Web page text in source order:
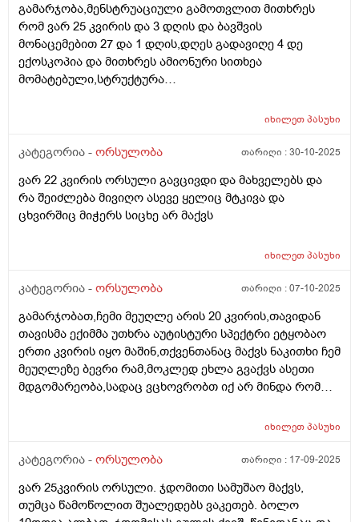
გამარჯობა,მენსტრუაციული გამოთვლით მითხრეს
რომ ვარ 25 კვირის და 3 დღის და ბავშვის
მონაცემებით 27 და 1 დღის,დღეს გადავიღე 4 დე
ექოსკოპია და მითხრეს ამიონური სითხეა
მომატებული,სტრუქტურა
ნაადრევი მშობიარობის,მაქვს ამ ბოლოს წელის
და ხაჭოსებრი გამონადენი,ნაცხის ანალიზმა კანდიდა
იხილეთპასუხი
კატეგორია - ორსულობა თარიღი :30-10-2025
ვარ 22 კვირის ორსული გავცივდი და მახველებს და
რა შეიძლება მივიღო ასევე ყელიც მტკივა და
ცხვირშიც მიჭერს სიცხე არ მაქვს
იხილეთპასუხი
კატეგორია - ორსულობა თარიღი :07-10-2025
გამარჯობათ,ჩემი მეუღლე არის 20 კვირის,თავიდან
თავისმა ექიმმა უთხრა აუტისტური სპექტრი ეტყობაო
ერთი კვირის იყო მაშინ,თქვენთანაც მაქვს ნაკითხი ჩემ
მეუღლეზე ბევრი რამ,მოკლედ ეხლა გვაქვს ასეთი
მდგომარეობა,სადაც ვცხოვრობთ იქ არ მინდა რომ
მკურნალობდა ჩემი მეუღლე ძალიან გაკვირვებული
იყოს,ორსულობა მიდის ძალიან
კარგად,გემახსოვრებით ალბათ მარიხუანას
იხილეთპასუხი
კატეგორია - ორსულობა თარიღი : 17-09-2025
ვარ 25კვირის ორსული. ჯდომითი სამუშაო მაქვს,
თუმცა წამოწოლით შუალედებს ვაკეთებ. ბოლო